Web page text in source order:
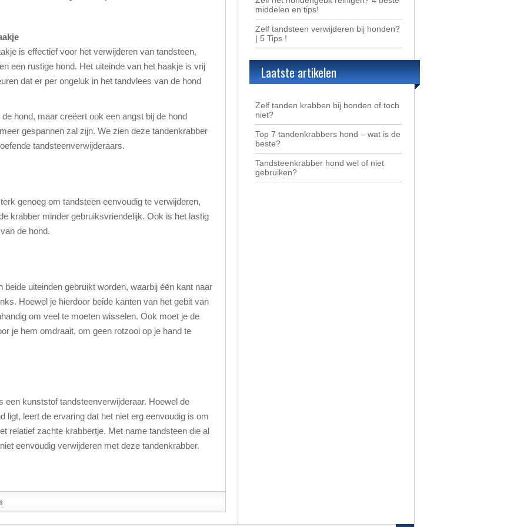
is effectief voor het verwijderen van tandsteen,
een rustige hond. Het uiteinde van het haakje is vrij
dat er per ongeluk in het tandvlees van de hond
hond, maar creëert ook een angst bij de hond
gespannen zal zijn. We zien deze tandenkrabber
tandsteenverwijderaars.
genoeg om tandsteen eenvoudig te verwijderen,
krabber minder gebruiksvriendelijk. Ook is het lastig
de hond.
beide uiteinden gebruikt worden, waarbij één kant naar
Hoewel je hierdoor beide kanten van het gebit van
om veel te moeten wisselen. Ook moet je de
je hem omdraait, om geen rotzooi op je hand te
een kunststof tandsteenverwijderaar. Hoewel de
ligt, leert de ervaring dat het niet erg eenvoudig is om
relatief zachte krabbertje. Met name tandsteen die al
eenvoudig verwijderen met deze tandenkrabber.
middelen en tips!
Zelf tandsteen verwijderen bij honden?
| 5 Tips !
Laatste artikelen
Zelf tanden krabben bij honden of toch
niet?
Top 7 tandenkrabbers hond – wat is de
beste?
Tandsteenkrabber hond wel of niet
gebruiken?